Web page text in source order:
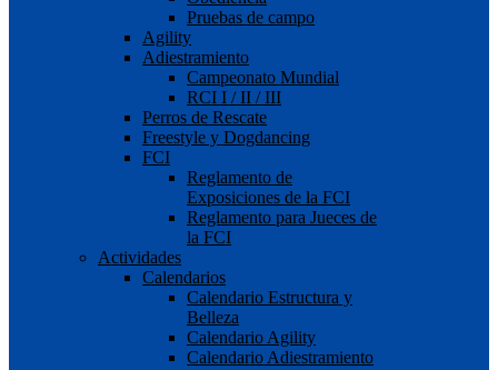
Pruebas de campo
Agility
Adiestramiento
Campeonato Mundial
RCI I / II / III
Perros de Rescate
Freestyle y Dogdancing
FCI
Reglamento de
Exposiciones de la FCI
Reglamento para Jueces de
la FCI
Actividades
Calendarios
Calendario Estructura y
Belleza
Calendario Agility
Calendario Adiestramiento